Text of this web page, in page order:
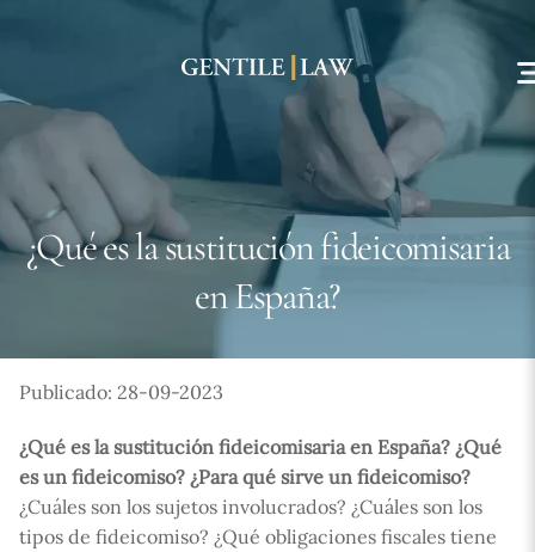
¿Qué es la sustitución fideicomisaria
en España?
Publicado: 28-09-2023
¿Qué es la sustitución fideicomisaria en España? ¿Qué
es un fideicomiso? ¿Para qué sirve un fideicomiso?
¿Cuáles son los sujetos involucrados? ¿Cuáles son los
tipos de fideicomiso? ¿Qué obligaciones fiscales tiene